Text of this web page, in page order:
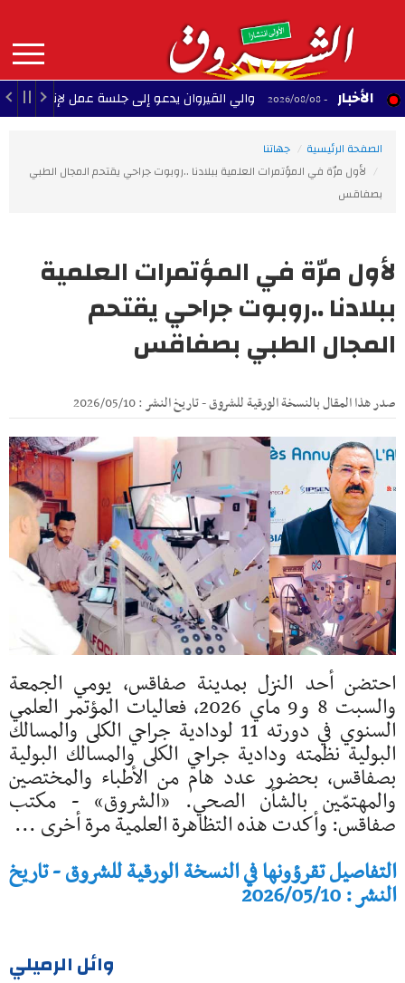
contenu
principal
MAIN
NAVIGATION الأخبار22:35 - 2026/08/08 والي القيروان يدعو إلى جلسة عمل لإنقاذ الشبيبة
الصفحة الرئيسية
جهاتنا
لأول مرّة في المؤتمرات العلمية ببلادنا ..روبوت جراحي يقتحم المجال الطبي
بصفاقس
لأول مرّة في المؤتمرات العلمية
ببلادنا ..روبوت جراحي يقتحم
المجال الطبي بصفاقس
صدر هذا المقال بالنسخة الورقية للشروق - تاريخ النشر : 2026/05/10
احتضن أحد النزل بمدينة صفاقس، يومي الجمعة
والسبت 8 و9 ماي 2026، فعاليات المؤتمر العلمي
السنوي في دورته 11 لودادية جراحي الكلى والمسالك
البولية نظمته ودادية جراحي الكلى والمسالك البولية
بصفاقس، بحضور عدد هام من الأطباء والمختصين
والمهتمّين بالشأن الصحي. «الشروق» - مكتب
صفاقس: وأكدت هذه التظاهرة العلمية مرة أخرى ...
التفاصيل تقرؤونها في النسخة الورقية للشروق - تاريخ
النشر : 2026/05/10
وائل الرميلي